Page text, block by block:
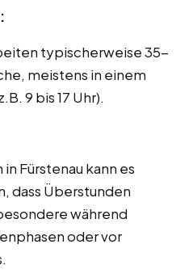
typischerweise 35-
meistens in einem
9 bis 17 Uhr).
Fürstenau kann es
dass Überstunden
während
oder vor